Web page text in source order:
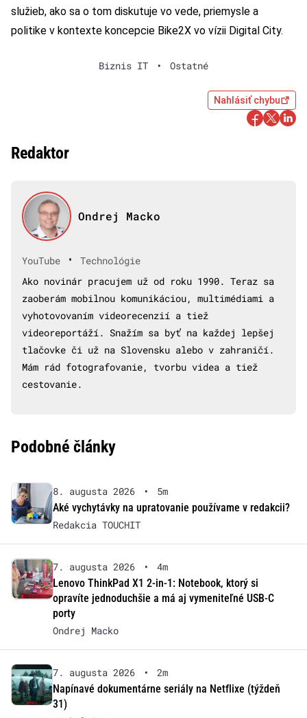
služieb, ako sa o tom diskutuje vo vede, priemysle a
politike v kontexte koncepcie Bike2X vo vízii Digital City.
Biznis IT • Ostatné
Nahlásiť chybu
Redaktor
Ondrej Macko
YouTube •
Technológie
Ako novinár pracujem už od roku 1990. Teraz sa
zaoberám mobilnou komunikáciou, multimédiami a
vyhotovovaním videorecenzií a tiež
videoreportáží. Snažím sa byť na každej lepšej
tlačovke či už na Slovensku alebo v zahraničí.
Mám rád fotografovanie, tvorbu videa a tiež
cestovanie.
Podobné články
8. augusta 2026 •
5m
Aké vychytávky na upratovanie používame v redakcii?
Redakcia TOUCHIT
7. augusta 2026 •
4m
Lenovo ThinkPad X1 2-in-1: Notebook, ktorý si
opravíte jednoduchšie a má aj vymeniteľné USB-C
porty
Ondrej Macko
7. augusta 2026 •
2m
Napínavé dokumentárne seriály na Netflixe (týždeň
31)